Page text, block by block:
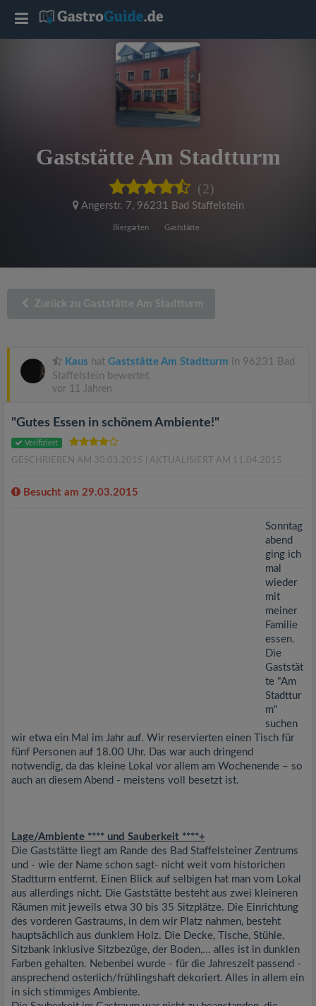
Gaststätte Am Stadtturm
(2)
Angerstr. 7, 96231 Bad Staffelstein
Biergarten Gaststätte
Zurück zu Gaststätte Am Stadtturm
Kaus hat Gaststätte Am Stadtturm in 96231 Bad
Staffelstein bewertet.
vor 11 Jahren
"Gutes Essen in schönem Ambiente!"
Verifiziert
GESCHRIEBEN AM 30.03.2015 | AKTUALISIERT AM 11.04.2015
Besucht am 29.03.2015
Sonntag
abend
ging ich
mal
wieder
mit
meiner
Familie
essen.
Die
Gaststät
te "Am
Stadttur
m"
suchen
wir etwa ein Mal im Jahr auf. Wir reservierten einen Tisch für
fünf Personen auf 18.00 Uhr. Das war auch dringend
notwendig, da das kleine Lokal vor allem am Wochenende – so
auch an diesem Abend - meistens voll besetzt ist.
Lage/Ambiente **** und Sauberkeit ****+
Die Gaststätte liegt am Rande des Bad Staffelsteiner Zentrums
und - wie der Name schon sagt- nicht weit vom historichen
Stadtturm entfernt. Einen Blick auf selbigen hat man vom Lokal
aus allerdings nicht. Die Gaststätte besteht aus zwei kleineren
Räumen mit jeweils etwa 30 bis 35 Sitzplätze. Die Einrichtung
des vorderen Gastraums, in dem wir Platz nahmen, besteht
hauptsächlich aus dunklem Holz. Die Decke, Tische, Stühle,
Sitzbank inklusive Sitzbezüge, der Boden,... alles ist in dunklen
Farben gehalten. Nebenbei wurde - für die Jahreszeit passend -
ansprechend osterlich/frühlingshaft dekoriert. Alles in allem ein
in sich stimmiges Ambiente.
T
a
t